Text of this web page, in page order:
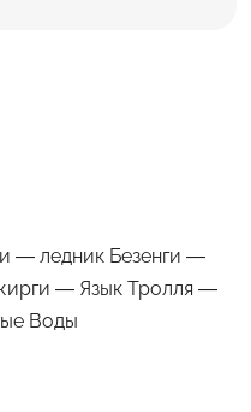
— ледник Безенги —
— Язык Тролля —
Воды